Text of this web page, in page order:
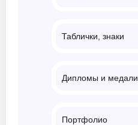
Таблички, знаки
Дипломы и медали
Портфолио